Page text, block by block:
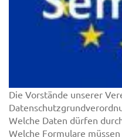
Die Vorstände unserer
Welche Daten dürfen
Welche Formulare